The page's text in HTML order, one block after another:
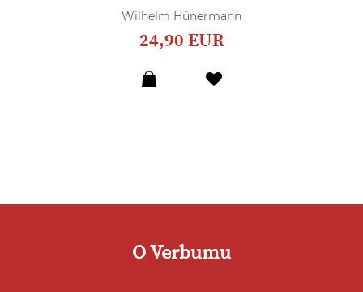
Wilhelm Hünermann
24,90 EUR
O Verbumu